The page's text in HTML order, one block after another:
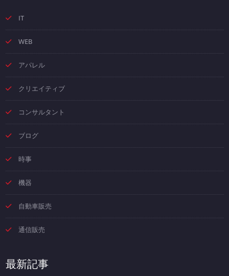
IT
WEB
アパレル
クリエイティブ
コンサルタント
ブログ
時事
機器
自動車販売
通信販売
最新記事